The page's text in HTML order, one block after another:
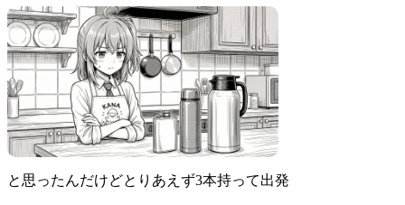
と思ったんだけどとりあえず3本持って出発